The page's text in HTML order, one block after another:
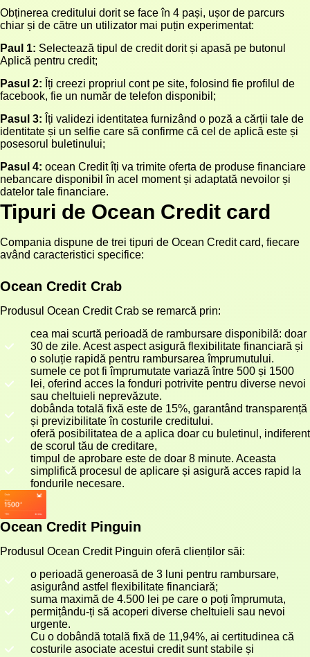
Obținerea creditului dorit se face în 4 pași, ușor de parcurs
chiar și de către un utilizator mai puțin experimentat:
Paul 1: Selectează tipul de credit dorit și apasă pe butonul
Aplică pentru credit;
Pasul 2: Îți creezi propriul cont pe site, folosind fie profilul de
facebook, fie un număr de telefon disponibil;
Pasul 3: Îți validezi identitatea furnizând o poză a cărții tale de
identitate și un selfie care să confirme că cel de aplică este și
posesorul buletinului;
Pasul 4: ocean Credit îți va trimite oferta de produse financiare
nebancare disponibil în acel moment și adaptată nevoilor și
datelor tale financiare.
Tipuri de Ocean Credit card
Compania dispune de trei tipuri de Ocean Credit card, fiecare
având caracteristici specifice:
Ocean Credit Crab
Produsul Ocean Credit Crab se remarcă prin:
cea mai scurtă perioadă de rambursare disponibilă: doar
30 de zile. Acest aspect asigură flexibilitate financiară și
o soluție rapidă pentru rambursarea împrumutului.
sumele ce pot fi împrumutate variază între 500 și 1500
lei, oferind acces la fonduri potrivite pentru diverse nevoi
sau cheltuieli neprevăzute.
dobânda totală fixă este de 15%, garantând transparență
și previzibilitate în costurile creditului.
oferă posibilitatea de a aplica doar cu buletinul, indiferent
de scorul tău de creditare,
timpul de aprobare este de doar 8 minute. Aceasta
simplifică procesul de aplicare și asigură acces rapid la
fondurile necesare.
Ocean Credit Pinguin
Produsul Ocean Credit Pinguin oferă clienților săi:
o perioadă generoasă de 3 luni pentru rambursare,
asigurând astfel flexibilitate financiară;
suma maximă de 4.500 lei pe care o poți împrumuta,
permițându-ți să acoperi diverse cheltuieli sau nevoi
urgente.
Cu o dobândă totală fixă de 11,94%, ai certitudinea că
costurile asociate acestui credit sunt stabile și